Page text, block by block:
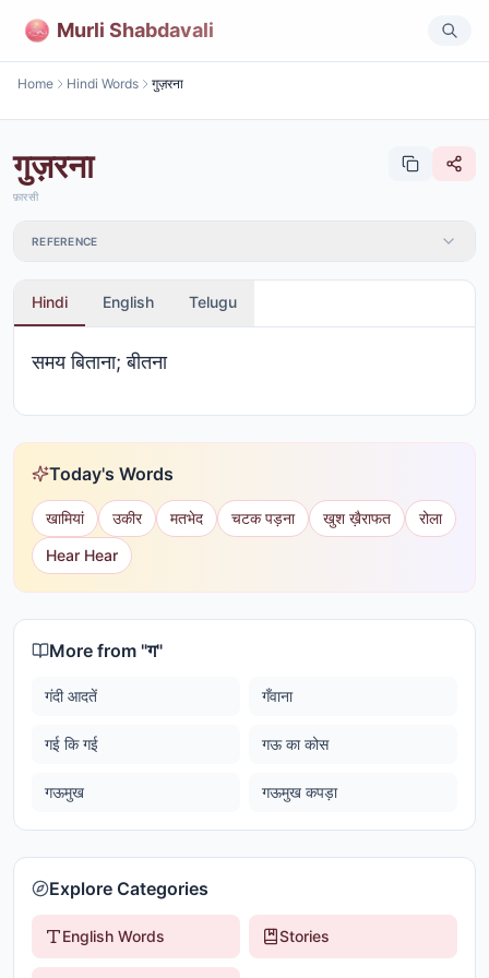
Murli Shabdavali
Home Hindi Words गुज़रना
गुज़रना
फ़ारसी
REFERENCE
Hindi English Telugu
समय बिताना; बीतना
Today's Words
खामियां उकीर मतभेद चटक पड़ना खुश ख़ैराफत
रोला
Hear Hear
More from "ग"
गंदी आदतें गँवाना
गई कि गई गऊ का कोस
गऊमुख गऊमुख कपड़ा
Explore Categories
English Words Stories